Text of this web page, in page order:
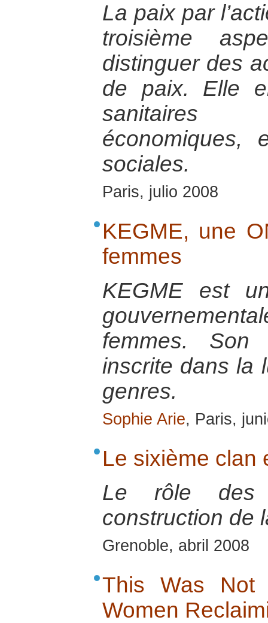
La paix par
troisième
distinguer des
de paix. Elle
sanitaires
économiques,
sociales.
Paris, julio 2008
KEGME, une
femmes
KEGME est
femmes. Son
inscrite dans la
genres.
Sophie Arie, Paris,
Le sixième clan
Le rôle des
construction de
Grenoble, abril 2008
This Was Not
Women